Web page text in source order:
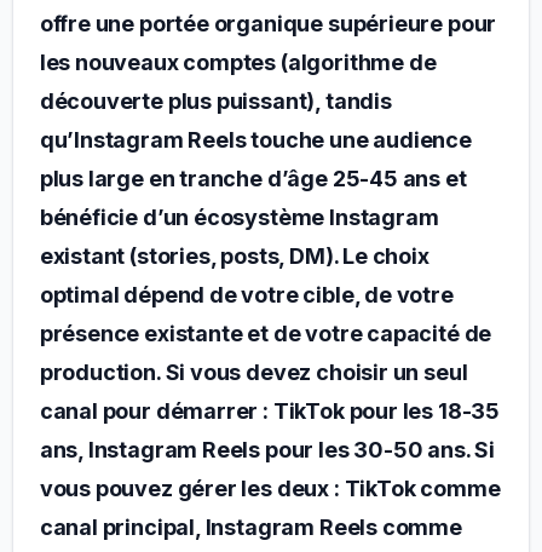
offre une portée organique supérieure pour
les nouveaux comptes (algorithme de
découverte plus puissant), tandis
qu’Instagram Reels touche une audience
plus large en tranche d’âge 25-45 ans et
bénéficie d’un écosystème Instagram
existant (stories, posts, DM). Le choix
optimal dépend de votre cible, de votre
présence existante et de votre capacité de
production. Si vous devez choisir un seul
canal pour démarrer : TikTok pour les 18-35
ans, Instagram Reels pour les 30-50 ans. Si
vous pouvez gérer les deux : TikTok comme
canal principal, Instagram Reels comme